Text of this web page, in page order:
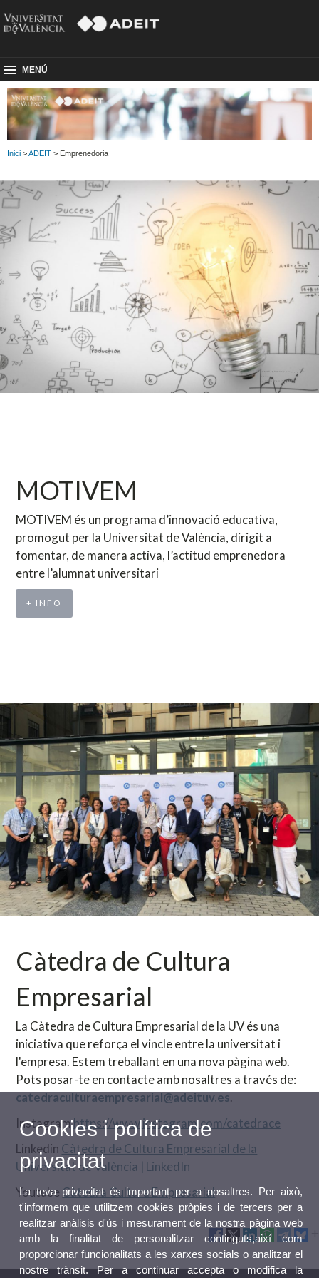
MENÚ
Inici >ADEIT > Emprenedoria
MOTIVEM
MOTIVEM és un programa d’innovació educativa,
promogut per la Universitat de València, dirigit a
fomentar, de manera activa, l’actitud emprenedora
entre l’alumnat universitari
+ INFO
Càtedra de Cultura
Empresarial
La Càtedra de Cultura Empresarial de la UV és una
iniciativa que reforça el vincle entre la universitat i
l'empresa. Estem treballant en una nova pàgina web.
Pots posar-te en contacte amb nosaltres a través de:
catedraculturaempresarial@adeituv.es.
Instagramhttps://www.instagram.com/catedrace
Linkedin Càtedra de Cultura Empresarial de la
Universitat de València | LinkedIn
Youtube Càtedra Cultura Empresarial
Cookies i política de
privacitat
La teva privacitat és important per a nosaltres. Per això,
t'informem que utilitzem cookies pròpies i de tercers per a
realitzar anàlisis d'ús i mesurament de la nostra pàgina web
amb la finalitat de personalitzar continguts,així com
proporcionar funcionalitats a les xarxes socials o analitzar el
nostre trànsit. Per a continuar accepta o modifica la